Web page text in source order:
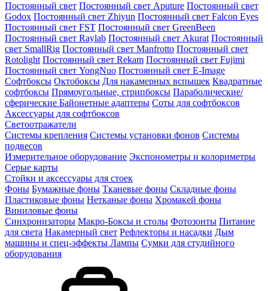
Постоянный свет Постоянный свет Aputure Постоянный свет
Godox Постоянный свет Zhiyun Постоянный свет Falcon Eyes
Постоянный свет FST Постоянный свет GreenBeen
Постоянный свет Raylab Постоянный свет Akurat Постоянный
свет SmallRig Постоянный свет Manfrotto Постоянный свет
Rotolight Постоянный свет Rekam Постоянный свет Fujimi
Постоянный свет YongNuo Постоянный свет E-Image
Софтбоксы Октобоксы Для накамерных вспышек Квадратные
софтбоксы Прямоугольные, стрипбоксы Параболические/
сферические Байонетныe адаптеры Соты для софтбоксов
Аксессуары для софтбоксов
Светоотражатели
Системы крепления Системы установки фонов Системы
подвесов
Измерительное оборудование Экспонометры и колориметры
Серые карты
Стойки и аксессуары для стоек
Фоны Бумажные фоны Тканевые фоны Складные фоны
Пластиковые фоны Нетканые фоны Хромакей фоны
Виниловые фоны
Синхронизаторы Макро-Боксы и столы Фотозонты Питание
для света Накамерный свет Рефлекторы и насадки Дым
машины и спец-эффекты Лампы Сумки для студийного
оборудования